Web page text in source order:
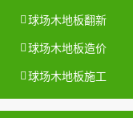
球场木地板翻新
球场木地板造价
球场木地板施工